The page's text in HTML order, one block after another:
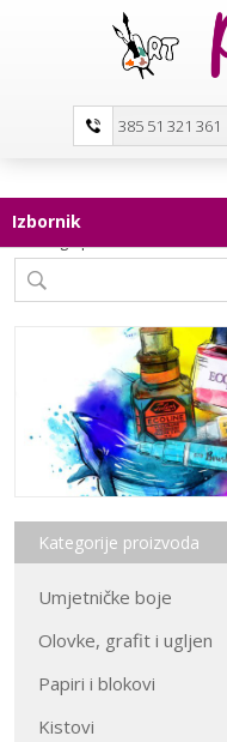
Izbornik
385 51 321 361
Kategorije proizvoda
Umjetničke boje
Olovke, grafit i ugljen
Papiri i blokovi
Kistovi